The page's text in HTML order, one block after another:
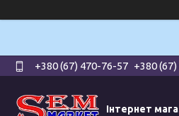
+380 (67) 470-76-57 +380
Інтернет